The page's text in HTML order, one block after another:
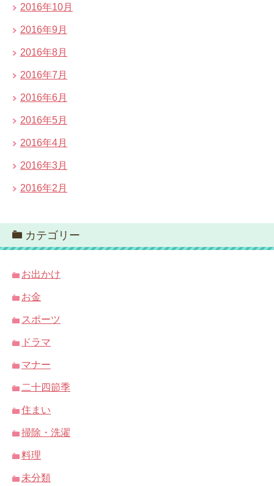
2016年10月
2016年9月
2016年8月
2016年7月
2016年6月
2016年5月
2016年4月
2016年3月
2016年2月
カテゴリー
お出かけ
お金
スポーツ
ドラマ
マナー
二十四節季
住まい
掃除・洗濯
料理
未分類